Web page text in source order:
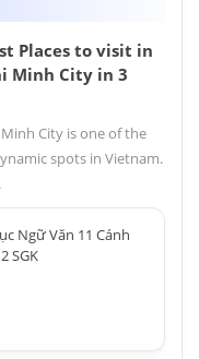
Places to visit in
Minh City in 3
City is one of the
spots in Vietnam.
Ngữ Văn 11 Cánh
SGK